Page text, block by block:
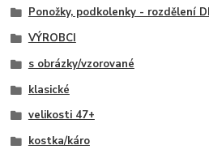
Ponožky, podkolenky - rozdělení
VÝROBCI
s obrázky/vzorované
klasické
velikosti 47+
kostka/káro